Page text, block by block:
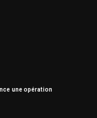
une opération